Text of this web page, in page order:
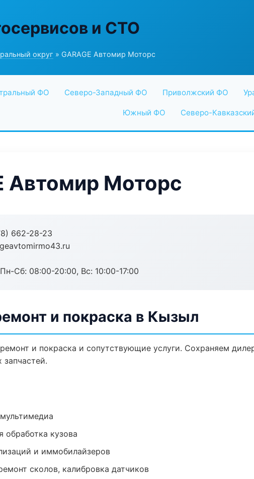
и СТО
округ » GARAGE Автомир Моторс
ФО Северо-Западный ФО Приволжский ФО
Южный ФО Северо-
Автомир Моторс
662-28-23
Пн-Сб: 08:00-20:00, Вс: 10:00-17:00
и покраска в Кызыл
и покраска и сопутствующие услуги. Сохраняем
обработка кузова
и иммобилайзеров
сколов, калибровка датчиков